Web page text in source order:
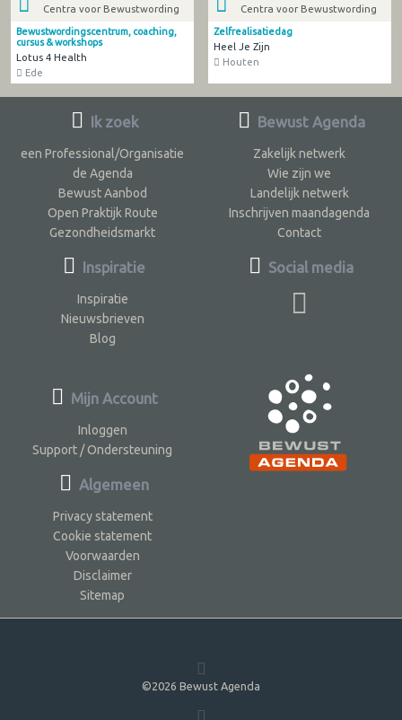
Centra voor Bewustwording
Bewustwordingscentrum, coaching,
cursus & workshops
Lotus 4 Health
Ede
Centra voor Bewustwording
Zelfrealisatiedag
Heel Je Zijn
Houten
Ik zoek
een Professional/Organisatie
de Agenda
Bewust Aanbod
Open Praktijk Route
Gezondheidsmarkt
Inspiratie
Inspiratie
Nieuwsbrieven
Blog
Bewust Agenda
Zakelijk netwerk
Wie zijn we
Landelijk netwerk
Inschrijven maandagenda
Contact
Social media
Mijn Account
Inloggen
Support / Ondersteuning
Algemeen
Privacy statement
Cookie statement
Voorwaarden
Disclaimer
Sitemap
©2026 Bewust Agenda